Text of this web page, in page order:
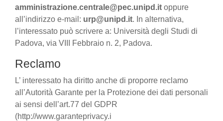
amministrazione.centrale@pec.unipd.it oppure
all’indirizzo e-mail: urp@unipd.it. In alternativa,
l’interessato può scrivere a: Università degli Studi di
Padova, via VIII Febbraio n. 2, Padova.
Reclamo
L’ interessato ha diritto anche di proporre reclamo
all’Autorità Garante per la Protezione dei dati personali
ai sensi dell’art.77 del GDPR
(http://www.garanteprivacy.i